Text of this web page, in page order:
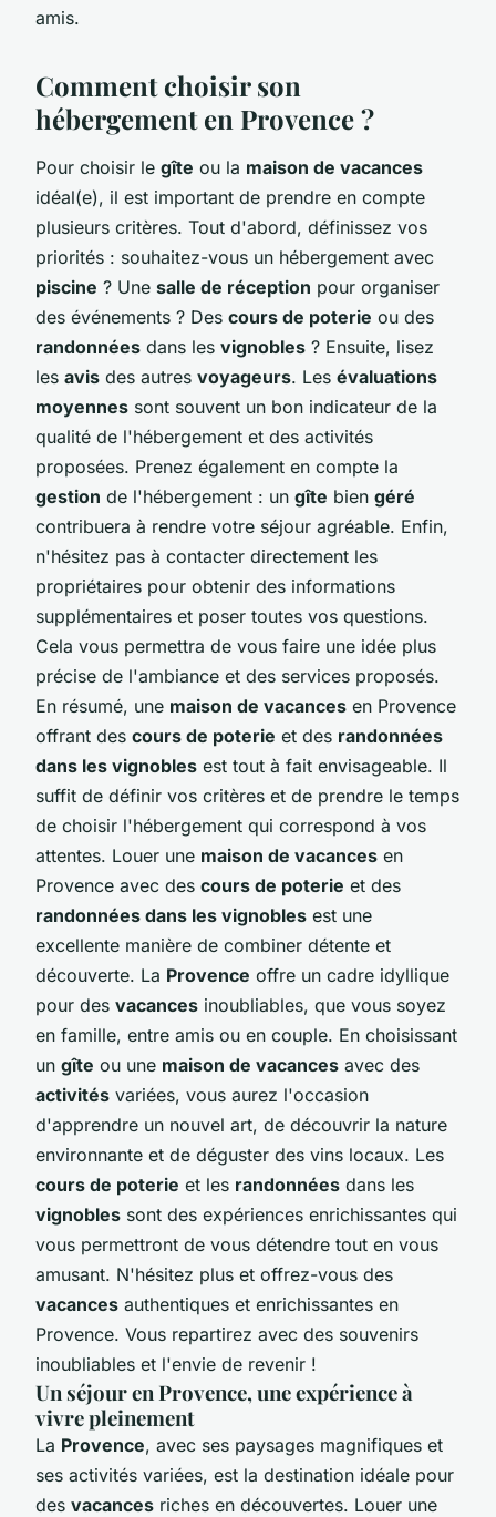
amis.
Comment choisir son
hébergement en Provence ?
Pour choisir le gîte ou la maison de vacances
idéal(e), il est important de prendre en compte
plusieurs critères. Tout d'abord, définissez vos
priorités : souhaitez-vous un hébergement avec
piscine ? Une salle de réception pour organiser
des événements ? Des cours de poterie ou des
randonnées dans les vignobles ? Ensuite, lisez
les avis des autres voyageurs. Les évaluations
moyennes sont souvent un bon indicateur de la
qualité de l'hébergement et des activités
proposées. Prenez également en compte la
gestion de l'hébergement : un gîte bien géré
contribuera à rendre votre séjour agréable. Enfin,
n'hésitez pas à contacter directement les
propriétaires pour obtenir des informations
supplémentaires et poser toutes vos questions.
Cela vous permettra de vous faire une idée plus
précise de l'ambiance et des services proposés.
En résumé, une maison de vacances en Provence
offrant des cours de poterie et des randonnées
dans les vignobles est tout à fait envisageable. Il
suffit de définir vos critères et de prendre le temps
de choisir l'hébergement qui correspond à vos
attentes. Louer une maison de vacances en
Provence avec des cours de poterie et des
randonnées dans les vignobles est une
excellente manière de combiner détente et
découverte. La Provence offre un cadre idyllique
pour des vacances inoubliables, que vous soyez
en famille, entre amis ou en couple. En choisissant
un gîte ou une maison de vacances avec des
activités variées, vous aurez l'occasion
d'apprendre un nouvel art, de découvrir la nature
environnante et de déguster des vins locaux. Les
cours de poterie et les randonnées dans les
vignobles sont des expériences enrichissantes qui
vous permettront de vous détendre tout en vous
amusant. N'hésitez plus et offrez-vous des
vacances authentiques et enrichissantes en
Provence. Vous repartirez avec des souvenirs
inoubliables et l'envie de revenir !
Un séjour en Provence, une expérience à
vivre pleinement
La Provence, avec ses paysages magnifiques et
ses activités variées, est la destination idéale pour
des vacances riches en découvertes. Louer une